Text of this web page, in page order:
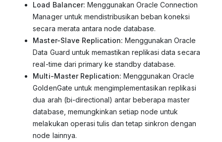
Load Balancer: Menggunakan Oracle Connection
Manager untuk mendistribusikan beban koneksi
secara merata antara node database.
Master-Slave Replication: Menggunakan Oracle
Data Guard untuk memastikan replikasi data secara
real-time dari primary ke standby database.
Multi-Master Replication: Menggunakan Oracle
GoldenGate untuk mengimplementasikan replikasi
dua arah (bi-directional) antar beberapa master
database, memungkinkan setiap node untuk
melakukan operasi tulis dan tetap sinkron dengan
node lainnya.